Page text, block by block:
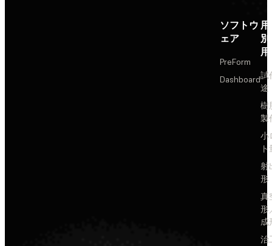
ソフトウ
ェア
PreForm
Dashboard試
途
樹
製
小
射
形
真
形
成
治